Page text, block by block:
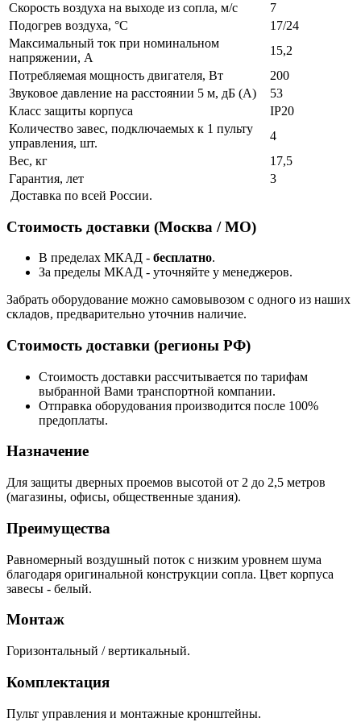
Скорость воздуха на выходе из сопла, м/с
7
Подогрев воздуха, °С
17/24
Максимальный ток при номинальном
напряжении, А
15,2
Потребляемая мощность двигателя, Вт
200
Звуковое давление на расстоянии 5 м, дБ (А)
53
Класс защиты корпуса
IP20
Количество завес, подключаемых к 1 пульту
управления, шт.
4
Вес, кг
17,5
Гарантия, лет
3
Доставка по всей России.
Стоимость доставки (Москва / МО)
В пределах МКАД - бесплатно.
За пределы МКАД - уточняйте у менеджеров.
Забрать оборудование можно самовывозом с одного из наших
складов, предварительно уточнив наличие.
Стоимость доставки (регионы РФ)
Стоимость доставки рассчитывается по тарифам
выбранной Вами транспортной компании.
Отправка оборудования производится после 100%
предоплаты.
Назначение
Для защиты дверных проемов высотой от 2 до 2,5 метров
(магазины, офисы, общественные здания).
Преимущества
Равномерный воздушный поток с низким уровнем шума
благодаря оригинальной конструкции сопла. Цвет корпуса
завесы - белый.
Монтаж
Горизонтальный / вертикальный.
Комплектация
Пульт управления и монтажные кронштейны.